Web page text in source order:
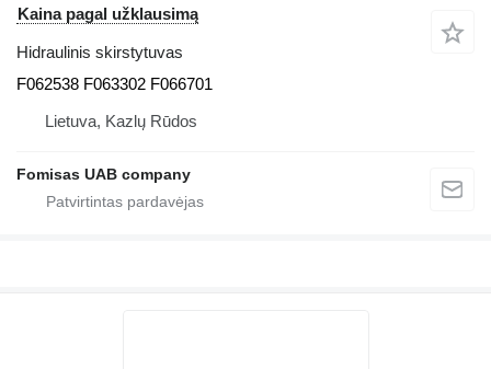
Kaina pagal užklausimą
Hidraulinis skirstytuvas
F062538 F063302 F066701
Lietuva, Kazlų Rūdos
Fomisas UAB company